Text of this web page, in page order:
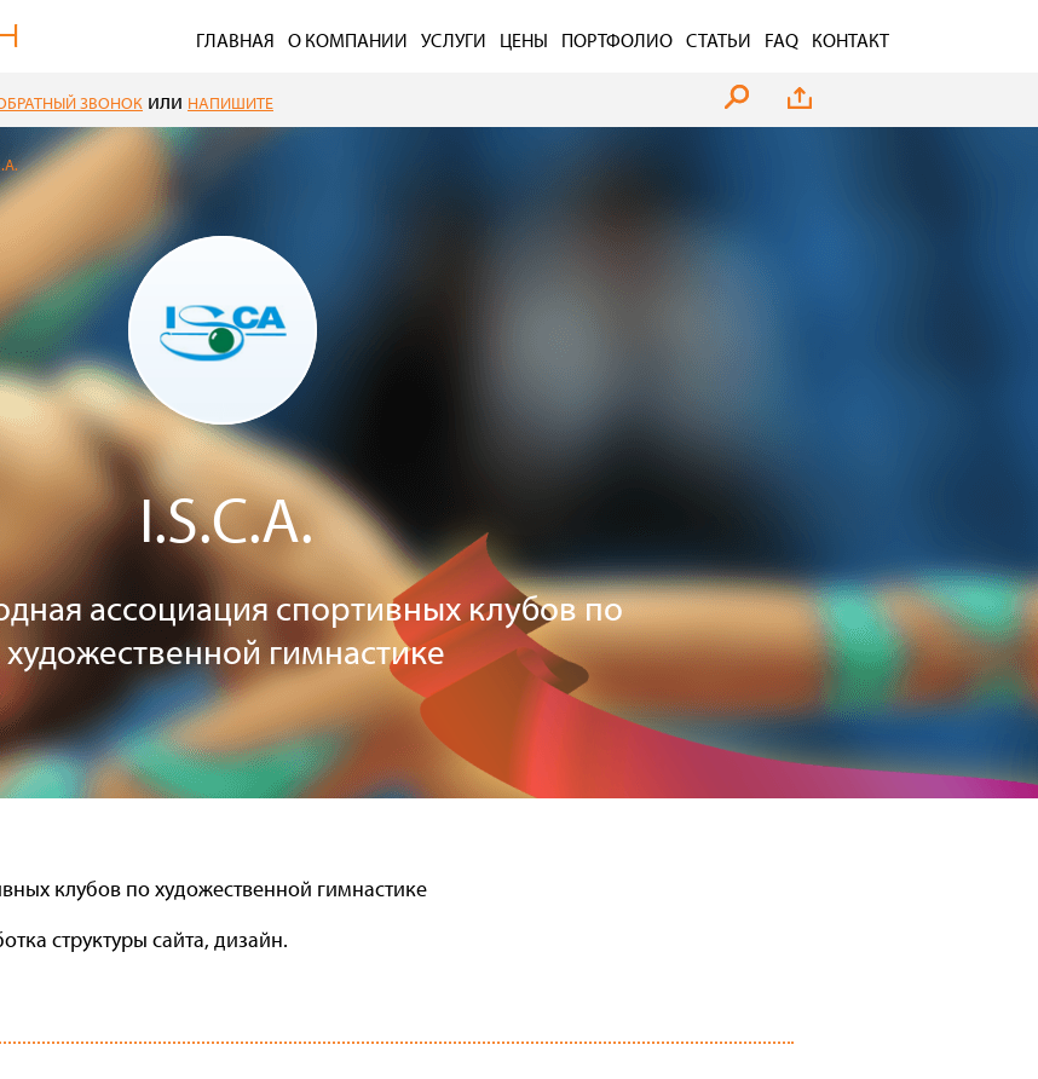
ГЛАВНАЯ О КОМПАНИИ УСЛУГИ ЦЕНЫ ПОРТФОЛИО СТАТЬИ FAQ КОНТАКТ
ЗВОНОК или НАПИШИТЕ
I.S.C.A.
ассоциация спортивных клубов по
художественной гимнастике
клубов по художественной гимнастике
структуры сайта, дизайн.